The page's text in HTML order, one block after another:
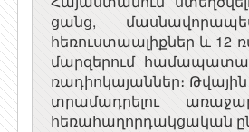
ցանց,
հեռուստաալիքներ և 12
մարզերում
ռադիոկայաններ։
տրամադրելու
հեռահաղորդակցական